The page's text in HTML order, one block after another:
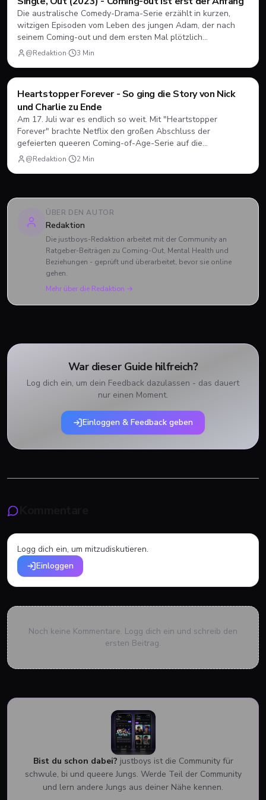
Die australische Comedy-Drama-Serie erzählt in kurzen,
witzigen Episoden vom Leben des jungen Adam, der nach
seinem Coming-out und dem ersten Mal plötzlich
herausfinden muss, wie Dating, Freundschaft und Familie
unter neuen Vorzeichen funktionieren.
@Redaktion· 3 Min
Filme & Serien
Heartstopper Forever - So ging die Story von Nick
und Charlie zu Ende
Am 17. Juli war es endlich so weit. Mit "Heartstopper
Forever" brachte Netflix den großen Abschluss der
gefeierten queeren Coming-of-Age-Serie auf die
Bildschirme. Statt einer vierten Staffel gab es diesmal einen
abendfüllenden Spielfilm. Wir blicken zurück, wie sich Nick
@Redaktion· 2 Min
ÜBER DEN AUTOR
Redaktion
Die justboys-Redaktion arbeitet mit der Community an
Ratgeber-Beiträgen zu Coming-Out, Mental Health und
Beziehungen - geprüft und überarbeitet, bevor sie online
gehen.
Mehr über die Redaktion →
War dieser Guide hilfreich?
Log dich ein, um dein Feedback dazulassen - das dauert
nur einen Moment.
Einloggen & Feedback geben
Logg dich ein, um mitzudiskutieren.
Einloggen
Noch keine Kommentare. Logg dich ein und schreib den
ersten Beitrag.
Bist du schon dabei? justboys ist die Community für
schwule, bi und queere Jungs. Werde Teil der Community
und lern andere Jungs aus deiner Nähe kennen.